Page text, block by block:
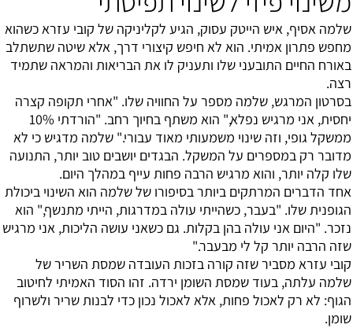
שלמה אסיף, איש הייטק עסוק, הגיע לקליניקה של קובי עזרא כשהוא
מחפש פתרון אמיתי. הוא לא חיפש קיצורי דרך, אלא שיטה שתשתלב
באורח החיים התובעני שלו ותעניק לו את הבריאות והמראה שתמיד
רצה.
בסרטון המרגש, שלמה מספר על החוויה שלו. "אחרי תקופה קצרה
יחסית, אני מרגיש נפלא," הוא משתף בחיוך רחב. "הורדתי 10%
ממשקל גופי, וזה שינוי משמעותי מאוד עבורי." שלמה מדגיש כי לא
מדובר רק במספרים על המשקל. הבגדים יושבים טוב יותר, התנועה
שלו קלה יותר, והוא מרגיש הרבה פחות עייף במהלך היום.
אחד הדברים המרתקים ביותר בסיפורו של שלמה הוא השינוי ביכולת
הגופנית שלו. "בעבר, כשהייתי עולה במדרגות, הייתי מתנשף," הוא
נזכר. "היום אני עולה בהן בקלות. גם כשאני עושה הליכות, אני מרגיש
שזה הרבה יותר קל לי מבעבר."
קובי עזרא מסביר שזה קורה בזכות העובדה שמסת השריר של
שלמה עלתה, בעוד שמסת השומן ירדה. זהו הסוד האמיתי לחיטוב
הגוף: לא רק לאכול פחות, אלא לאכול נכון כדי לבנות שריר ולשרוף
שומן.